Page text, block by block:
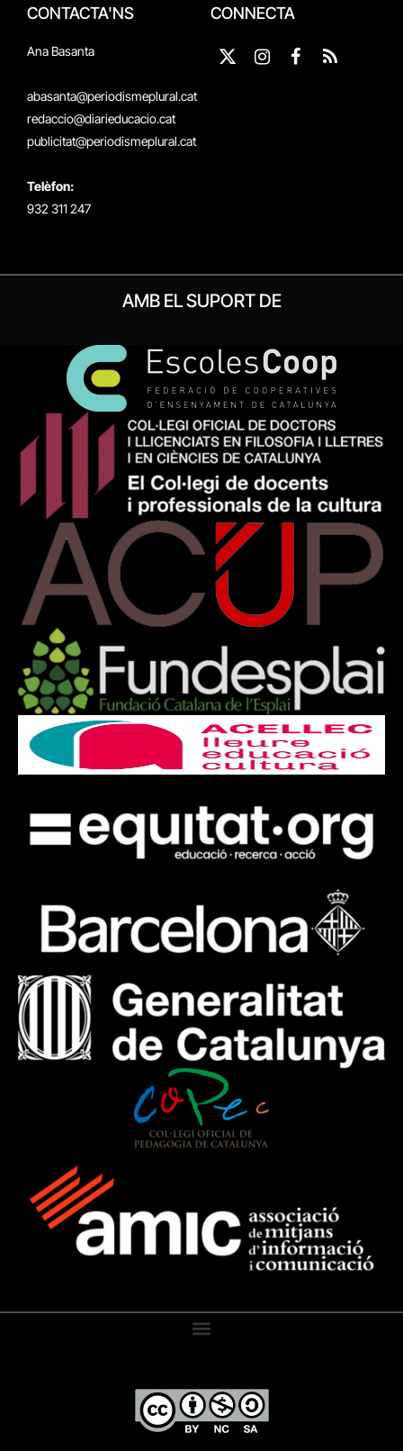
CONTACTA'NS
Ana Basanta
abasanta@periodismeplural.cat
redaccio@diarieducacio.cat
publicitat@periodismeplural.cat
Telèfon:
932 311 247
CONNECTA
X
Instagram
Facebook
RSS
AMB EL SUPORT DE